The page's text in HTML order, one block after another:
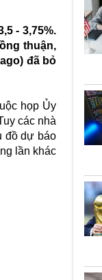
- 3,75%.
thuận,
đã bỏ
họp Ủy
các nhà
đồ dự báo
lần khác